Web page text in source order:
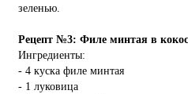
зеленью.
Рецепт №3: Филе минтая в
Ингредиенты:
- 4 куска филе минтая
- 1 луковица